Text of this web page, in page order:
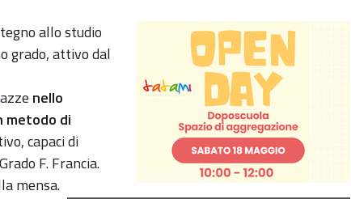
allo studio
grado, attivo dal
nello
metodo di
capaci di
F. Francia.
mensa.